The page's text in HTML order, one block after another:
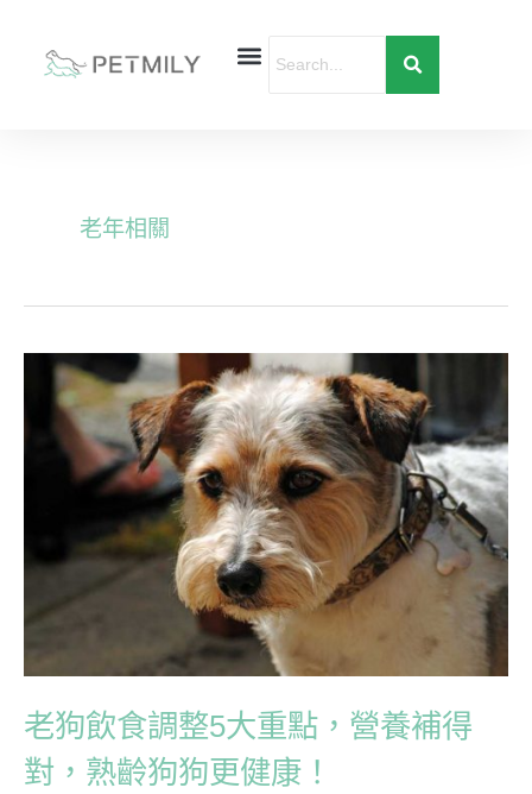
老年相關
老狗飲食調整5大重點，營養補得
對，熟齡狗狗更健康！
補
得
對，